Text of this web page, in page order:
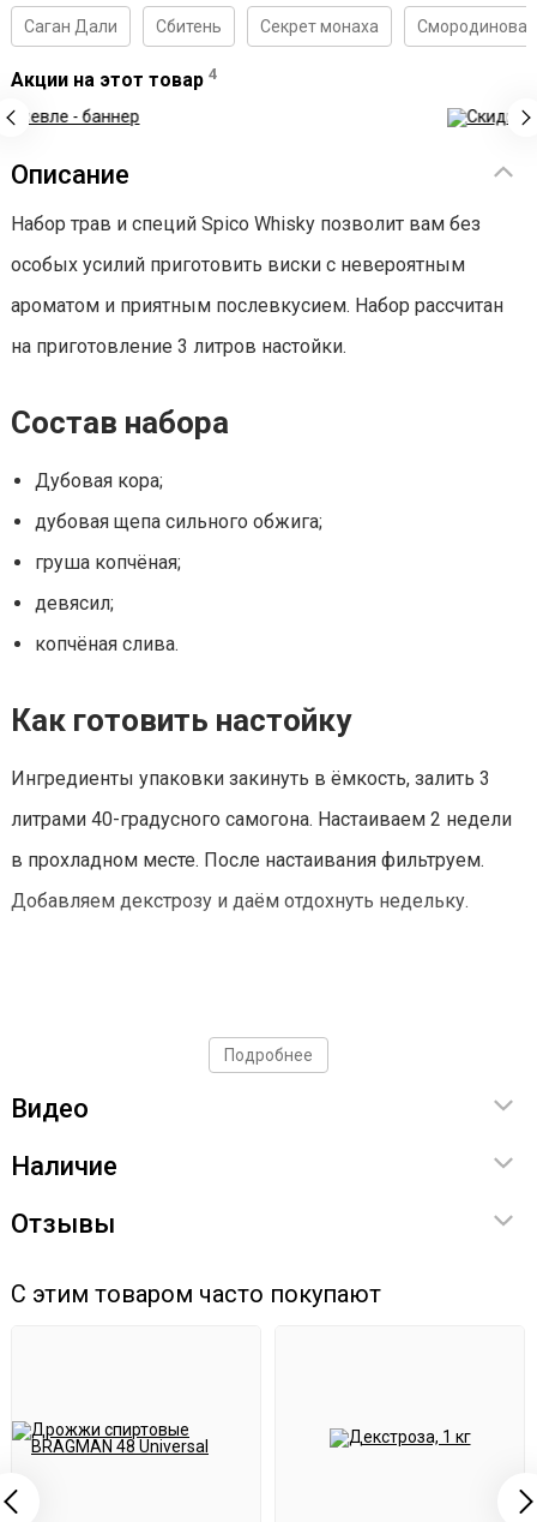
Саган Дали Сбитень Секрет монаха Смородиновая
Акции на этот товар 4
Реклама
Описание
Набор трав и специй Spico Whisky позволит вам без
особых усилий приготовить виски с невероятным
ароматом и приятным послевкусием. Набор рассчитан
на приготовление 3 литров настойки.
Состав набора
Дубовая кора;
дубовая щепа сильного обжига;
груша копчёная;
девясил;
копчёная слива.
Как готовить настойку
Ингредиенты упаковки закинуть в ёмкость, залить 3
литрами 40-градусного самогона. Настаиваем 2 недели
в прохладном месте. После настаивания фильтруем.
Добавляем декстрозу и даём отдохнуть недельку.
Подробнее
Видео
Наличие
Отзывы
С этим товаром часто покупают